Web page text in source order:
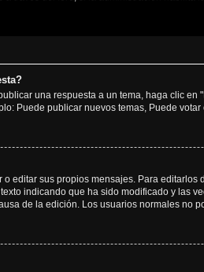
una respuesta a un tema, haga clic
Puede publicar nuevos temas, Puede votar
editar sus propios mensajes. Para editarlos
indicando que ha sido modificado y las
de la edición. Los usuarios normales no